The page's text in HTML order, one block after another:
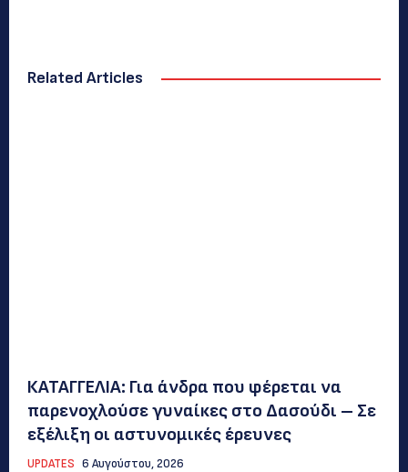
Related Articles
ΚΑΤΑΓΓΕΛΙΑ: Για άνδρα που φέρεται να
παρενοχλούσε γυναίκες στο Δασούδι – Σε
εξέλιξη οι αστυνομικές έρευνες
UPDATES 6 Αυγούστου, 2026